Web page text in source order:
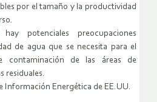
por el tamaño y la productividad
potenciales preocupaciones
de agua que se necesita para el
contaminación de las áreas de
residuales.
Información Energética de EE.UU.